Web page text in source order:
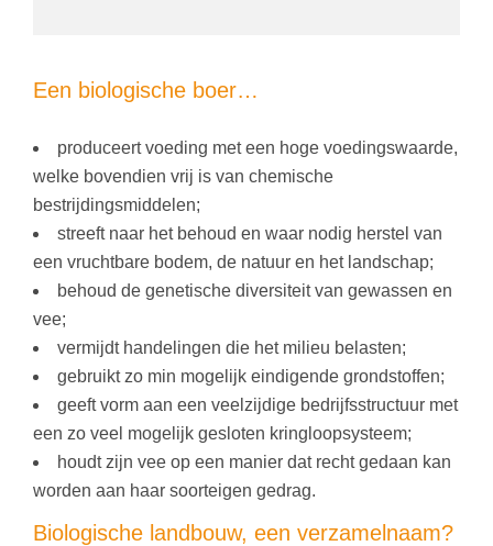
Een biologische boer…
produceert voeding met een hoge voedingswaarde,
welke bovendien vrij is van chemische
bestrijdingsmiddelen;
streeft naar het behoud en waar nodig herstel van
een vruchtbare bodem, de natuur en het landschap;
behoud de genetische diversiteit van gewassen en
vee;
vermijdt handelingen die het milieu belasten;
gebruikt zo min mogelijk eindigende grondstoffen;
geeft vorm aan een veelzijdige bedrijfsstructuur met
een zo veel mogelijk gesloten kringloopsysteem;
houdt zijn vee op een manier dat recht gedaan kan
worden aan haar soorteigen gedrag.
Biologische landbouw, een verzamelnaam?